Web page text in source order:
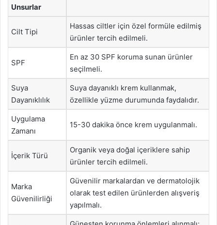
Unsurlar
Cilt Tipi
Hassas ciltler için özel formüle edilmiş
ürünler tercih edilmeli.
SPF
En az 30 SPF koruma sunan ürünler
seçilmeli.
Suya
Dayanıklılık
Suya dayanıklı krem kullanmak,
özellikle yüzme durumunda faydalıdır.
Uygulama
Zamanı
15-30 dakika önce krem uygulanmalı.
İçerik Türü
Organik veya doğal içeriklere sahip
ürünler tercih edilmeli.
Marka
Güvenilirliği
Güvenilir markalardan ve dermatolojik
olarak test edilen ürünlerden alışveriş
yapılmalı.